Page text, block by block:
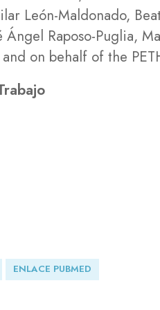
León-Maldonado,
Ángel Raposo-Puglia,
on behalf of the
ENLACE PUBMED